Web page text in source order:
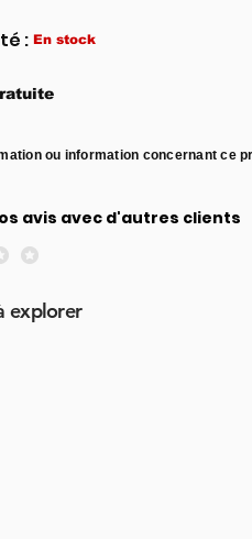
: En stock
ou information concernant ce
avis avec d'autres clients
le moment
explorer